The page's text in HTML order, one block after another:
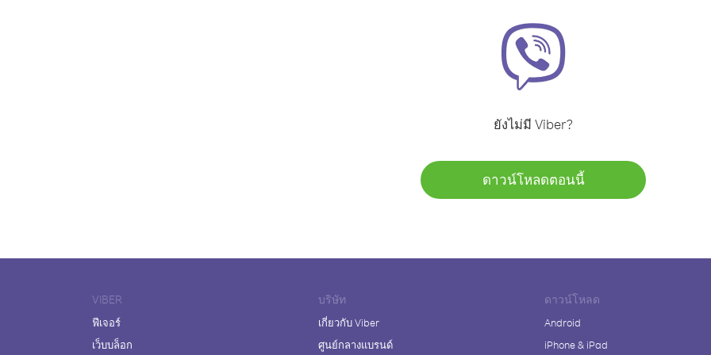
ยังไม่มี Viber?
ดาวน์โหลดตอนนี้
VIBER
ฟีเจอร์
เว็บบล็อก
บริษัท
เกี่ยวกับ Viber
ศูนย์กลางแบรนด์
ดาวน์โหลด
Android
iPhone & iPad